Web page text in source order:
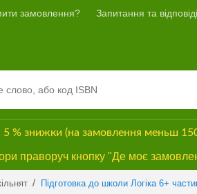
замовлення? Запитання та відповіді
5 % знижки (на замовлення меньш
праворуч кнопку "Де моє
/ Підготовка до школи Логіка 6+